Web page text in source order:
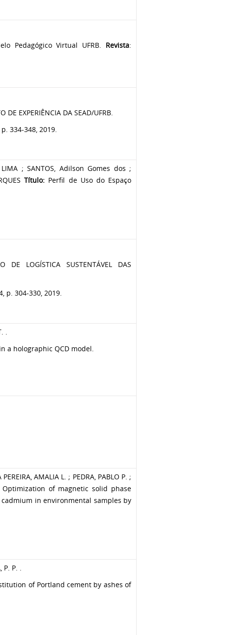
Pedagógico Virtual UFRB. Revista:
DE EXPERIÊNCIA DA SEAD/UFRB.
p. 334-348, 2019.
LIMA ; SANTOS, Adilson Gomes dos ;
Título: Perfil de Uso do Espaço
DE LOGÍSTICA SUSTENTÁVEL DAS
p. 304-330, 2019.
a holographic QCD model.
AMALIA L. ; PEDRA, PABLO P. ;
Optimization of magnetic solid phase
in environmental samples by
P. .
of Portland cement by ashes of